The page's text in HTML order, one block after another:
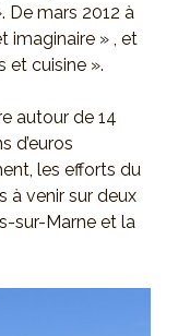
De mars 2012 à
imaginaire » , et
et cuisine ».
autour de 14
d’euros
les efforts du
à venir sur deux
sur-Marne et la